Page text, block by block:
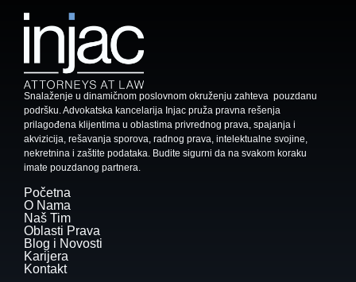
Snalaženje u dinamičnom poslovnom okruženju zahteva pouzdanu
podršku. Advokatska kancelarija Injac pruža pravna rešenja
prilagođena klijentima u oblastima privrednog prava, spajanja i
akvizicija, rešavanja sporova, radnog prava, intelektualne svojine,
nekretnina i zaštite podataka. Budite sigurni da na svakom koraku
imate pouzdanog partnera.
Početna
O Nama
Naš Tim
Oblasti Prava
Blog i Novosti
Karijera
Kontakt